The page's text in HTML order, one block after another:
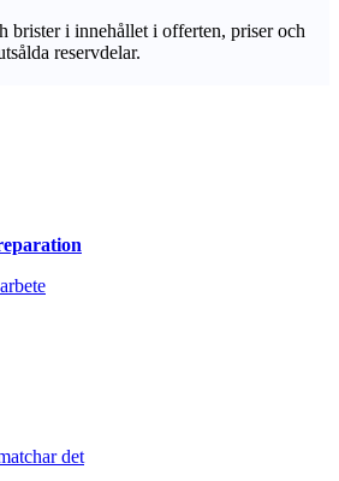
brister i innehållet i offerten, priser och
reservdelar.
det